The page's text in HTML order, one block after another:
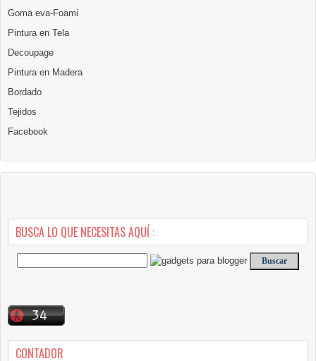
Goma eva-Foami
Pintura en Tela
Decoupage
Pintura en Madera
Bordado
Tejidos
Facebook
BUSCA LO QUE NECESITAS AQUÍ :
CONTADOR